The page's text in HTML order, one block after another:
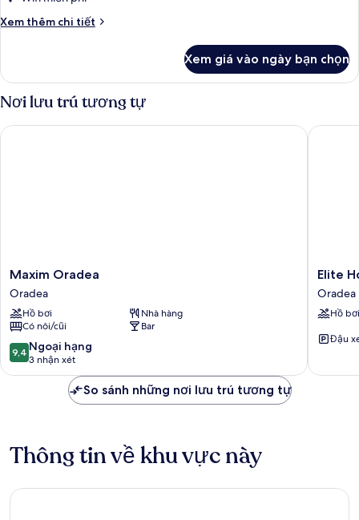
Xem thêm chi tiết
Chi
Phòng
Xem giá vào ngày bạn chọn
Nơi lưu trú tương tự
Maxim
Oradea
Oradea
Maxim Oradea
Oradea
Hồ bơi
Nhà hàng
Có nôi/cũi
Bar
9.4
trên
10,
xét
9,4 Ngoại hạng
3 nhận xét
Maxim Oradea
Elite
Hotel
Oradea
Oradea
Elite
Oradea
Hồ bơi
Đậu
Elite
So sánh những nơi lưu trú tương tự
Thông tin về khu vực này